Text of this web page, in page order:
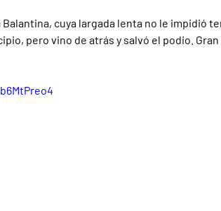
cuya largada lenta no le impidió
pero vino de atrás y salvó el podio.